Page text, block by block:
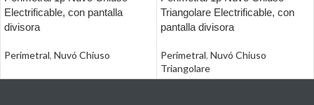
Electrificable, con pantalla
divisora
Perimetral, Nuvó Chiuso
Triangolare Electrificable, con
pantalla divisora
Perimetral, Nuvó Chiuso
Triangolare